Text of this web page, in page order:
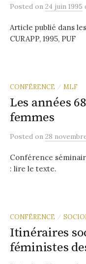
Posted on 24 juin 1995
Article publié dans
CURAPP, 1995, PUF
CONFÉRENCE / MLF
Les années
femmes
Posted on 28
Conférence
: lire le texte.
CONFÉRENCE /
Itinéraires
féministes